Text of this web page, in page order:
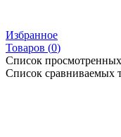
Избранное
Товаров (0)
Список
Список сравниваемых